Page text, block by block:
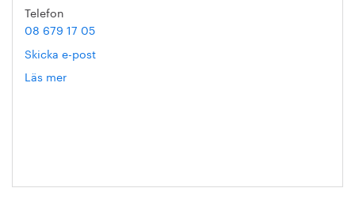
Telefon
08 679 17 05
Skicka e-post
Läs mer